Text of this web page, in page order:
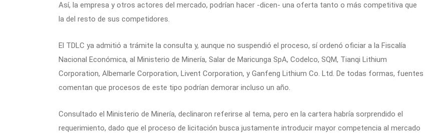
Así, la empresa y otros actores del mercado, podrían hacer -dicen- una oferta tanto o más competitiva que
la del resto de sus competidores.
El TDLC ya admitió a trámite la consulta y, aunque no suspendió el proceso, sí ordenó oficiar a la Fiscalía
Nacional Económica, al Ministerio de Minería, Salar de Maricunga SpA, Codelco, SQM, Tianqi Lithium
Corporation, Albemarle Corporation, Livent Corporation, y Ganfeng Lithium Co. Ltd. De todas formas, fuentes
comentan que procesos de este tipo podrían demorar incluso un año.
Consultado el Ministerio de Minería, declinaron referirse al tema, pero en la cartera habría sorprendido el
requerimiento, dado que el proceso de licitación busca justamente introducir mayor competencia al mercado